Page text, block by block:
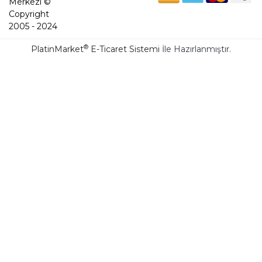
Copyright
2005 - 2024
PlatinMarket® E-Ticaret Sistemi İle Hazırlanmıştır.